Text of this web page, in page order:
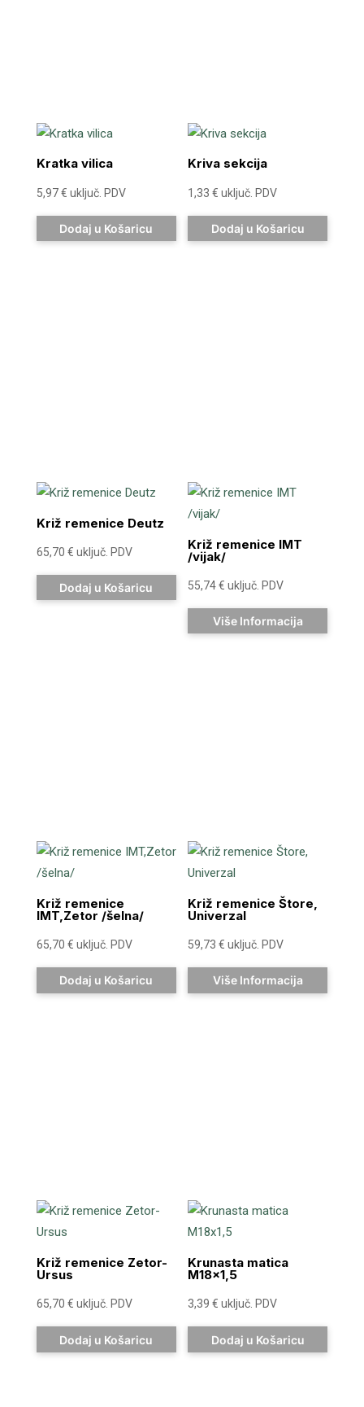
Kratka vilica
5,97€ uključ. PDV
Dodaj u Košaricu
Kriva sekcija
1,33€ uključ. PDV
Dodaj u Košaricu
Križ remenice Deutz
65,70 € uključ. PDV
Dodaj u Košaricu
Križ remenice IMT
/vijak/
55,74€ uključ. PDV
Više Informacija
Križ remenice
IMT,Zetor /šelna/
65,70 € uključ. PDV
Dodaj u Košaricu
Križ remenice Štore,
Univerzal
59,73€ uključ. PDV
Više Informacija
Križ remenice Zetor-
Ursus
65,70 € uključ. PDV
Dodaj u Košaricu
Krunasta matica
M18x1,5
3,39€ uključ. PDV
Dodaj u Košaricu